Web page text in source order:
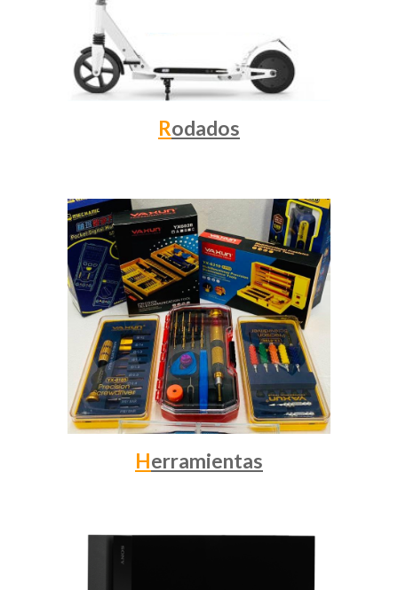
Rodados
Herramientas